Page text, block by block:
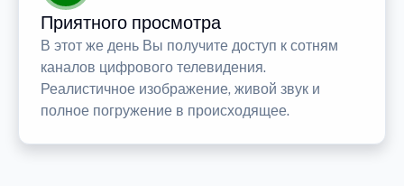
Приятного просмотра
В этот же день Вы получите доступ к сотням
каналов цифрового телевидения.
Реалистичное изображение, живой звук и
полное погружение в происходящее.